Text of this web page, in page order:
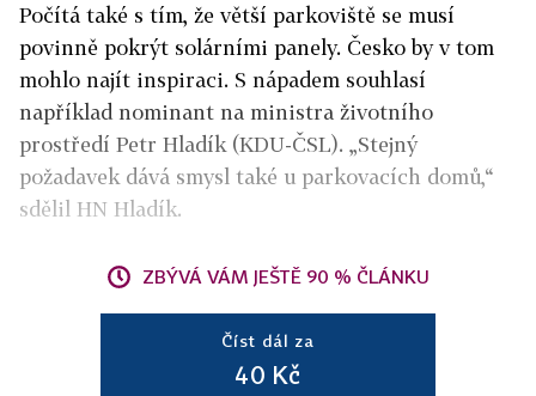
Počítá také s tím, že větší parkoviště se musí
povinně pokrýt solárními panely. Česko by v tom
mohlo najít inspiraci. S nápadem souhlasí
například nominant na ministra životního
prostředí Petr Hladík (KDU-ČSL). „Stejný
požadavek dává smysl také u parkovacích domů,“
sdělil HN Hladík.
ZBÝVÁ VÁM JEŠTĚ 90 % ČLÁNKU
Číst dál za
40 Kč